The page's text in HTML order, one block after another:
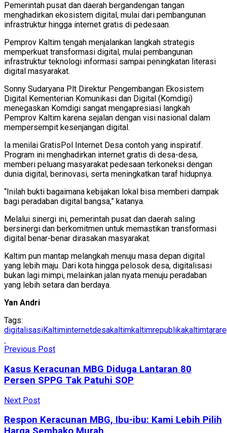
Pemerintah pusat dan daerah bergandengan tangan
menghadirkan ekosistem digital, mulai dari pembangunan
infrastruktur hingga internet gratis di pedesaan.
Pemprov Kaltim tengah menjalankan langkah strategis
memperkuat transformasi digital, mulai pembangunan
infrastruktur teknologi informasi sampai peningkatan literasi
digital masyarakat.
Sonny Sudaryana Plt Direktur Pengembangan Ekosistem
Digital Kementerian Komunikasi dan Digital (Komdigi)
menegaskan Komdigi sangat mengapresiasi langkah
Pemprov Kaltim karena sejalan dengan visi nasional dalam
mempersempit kesenjangan digital.
Ia menilai GratisPol Internet Desa contoh yang inspiratif.
Program ini menghadirkan internet gratis di desa-desa,
memberi peluang masyarakat pedesaan terkoneksi dengan
dunia digital, berinovasi, serta meningkatkan taraf hidupnya.
“Inilah bukti bagaimana kebijakan lokal bisa memberi dampak
bagi peradaban digital bangsa,” katanya.
Melalui sinergi ini, pemerintah pusat dan daerah saling
bersinergi dan berkomitmen untuk memastikan transformasi
digital benar-benar dirasakan masyarakat.
Kaltim pun mantap melangkah menuju masa depan digital
yang lebih maju. Dari kota hingga pelosok desa, digitalisasi
bukan lagi mimpi, melainkan jalan nyata menuju peradaban
yang lebih setara dan berdaya.
Yan Andri
Tags:
digitalisasiKaltiminternetdesakaltimkaltimrepublika
Previous Post
Kasus Keracunan MBG Diduga Lantaran 80
Persen SPPG Tak Patuhi SOP
Next Post
Respon Keracunan MBG, Ibu-ibu: Kami Lebih Pilih